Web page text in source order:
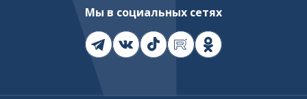
Мы в социальных сетях